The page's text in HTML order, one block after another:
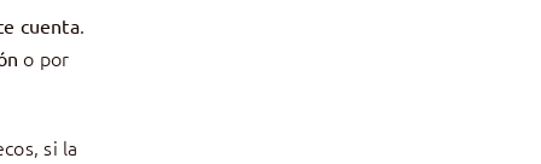
cuenta.
o por
si la